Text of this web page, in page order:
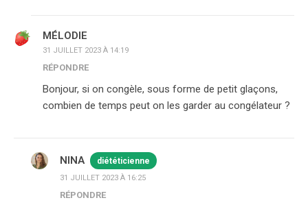
MÉLODIE
31 JUILLET 2023 À 14:19
RÉPONDRE
Bonjour, si on congèle, sous forme de petit glaçons,
combien de temps peut on les garder au congélateur ?
NINA diététicienne
31 JUILLET 2023 À 16:25
RÉPONDRE